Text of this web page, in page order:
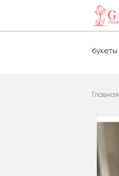
букеты
Главная